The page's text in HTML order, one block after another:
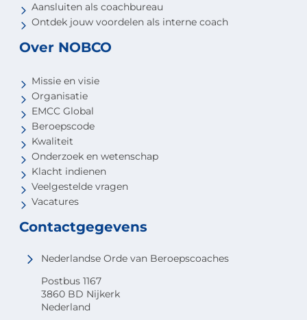
Aansluiten als coachbureau
Ontdek jouw voordelen als interne coach
Over NOBCO
Missie en visie
Organisatie
EMCC Global
Beroepscode
Kwaliteit
Onderzoek en wetenschap
Klacht indienen
Veelgestelde vragen
Vacatures
Contactgegevens
Nederlandse Orde van Beroepscoaches
Postbus 1167
3860 BD Nijkerk
Nederland